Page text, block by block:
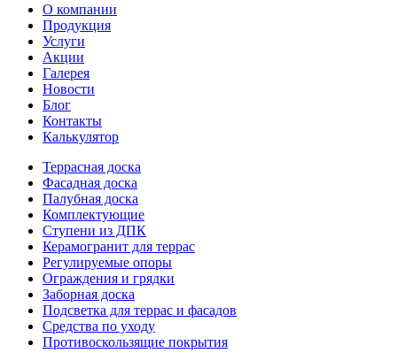
О компании
Продукция
Услуги
Акции
Галерея
Новости
Блог
Контакты
Калькулятор
Террасная доска
Фасадная доска
Палубная доска
Комплектующие
Ступени из ДПК
Керамогранит для террас
Регулируемые опоры
Ограждения и грядки
Заборная доска
Подсветка для террас и фасадов
Средства по уходу
Противоскользящие покрытия